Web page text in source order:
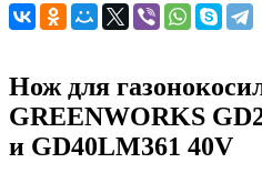
Нож для
GREENWORKS
и GD40LM361 40V